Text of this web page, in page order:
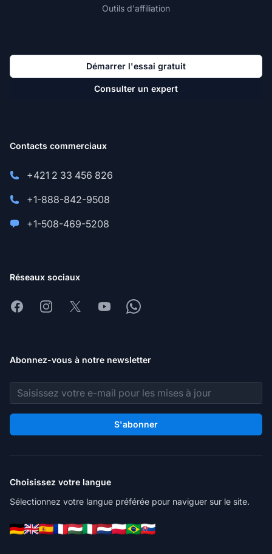
Outils d'affiliation
Démarrer l'essai gratuit
Consulter un expert
Contacts commerciaux
+421 2 33 456 826
+1-888-842-9508
+1-508-469-5208
Réseaux sociaux
FacebookInstagram
X YoutubeWhatsapp
Abonnez-vous à notre newsletter
Adresse e-mail
S'abonner
Choisissez votre langue
Sélectionnez votre langue préférée pour naviguer sur le site.